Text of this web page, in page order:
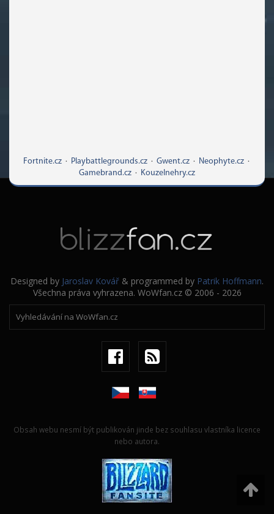
Fortnite.cz· Playbattlegrounds.cz· Gwent.cz· Neophyte.cz·
Gamebrand.cz · Kouzelnehry.cz
Designed by Jaroslav Kovář & programmed by Patrik Hoffmann.
Všechna práva vyhrazena. WoWfan.cz © 2006 - 2026
Obsah webu nesmí být publikován jinde bez souhlasu vlastníka licence
nebo autora.